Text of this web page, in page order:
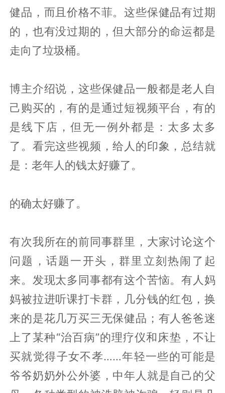
健品，而且价格不菲。这些保健品有过期
的，也有没过期的，但大部分的命运都是
走向了垃圾桶。
博主介绍说，这些保健品一般都是老人自
己购买的，有的是通过短视频平台，有的
是线下店，但无一例外都是：太多太多
了。看完这些视频，给人的印象，总结就
是：老年人的钱太好赚了。
的确太好赚了。
有次我所在的前同事群里，大家讨论这个
问题，话题一开头，群里立刻热闹了起
来。发现太多同事都有这个苦恼。有人妈
妈被拉进听课打卡群，几分钱的红包，换
来的是花几万买三无保健品；有人爸爸迷
上了某种“治百病”的理疗仪和床垫，不让
买就觉得子女不孝……年轻一些的可能是
爷爷奶奶外公外婆，中年人就是自己的父